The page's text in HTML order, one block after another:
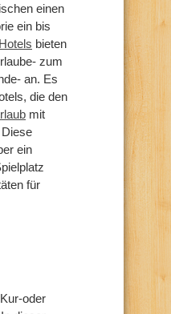
einen
ein bis
Hotels bieten
zum
an. Es
die den
mit
ein
für
oder